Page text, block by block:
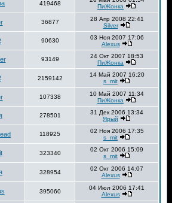
419468
ПиЖонка
36877
28 Апр 2008 22:41
Silver
90630
03 Ноя 2007 17:06
Alexus
93149
24 Окт 2007 18:53
ПиЖонка
2159142
14 Май 2007 16:20
s_mit
107338
10 Май 2007 11:34
ПиЖонка
278501
31 Дек 2006 13:34
Ярый
118925
02 Ноя 2006 17:35
s_mit
323340
02 Окт 2006 15:09
s_mit
328954
02 Окт 2006 14:07
Alexus
395060
04 Июл 2006 17:41
Alexus